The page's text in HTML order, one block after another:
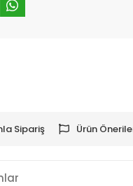
Sipariş Ürün